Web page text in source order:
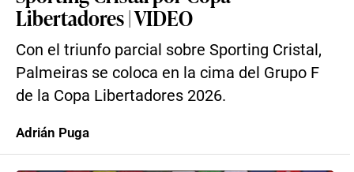
Libertadores | VIDEO
Con el triunfo parcial sobre Sporting Cristal,
Palmeiras se coloca en la cima del Grupo F
de la Copa Libertadores 2026.
Adrián Puga